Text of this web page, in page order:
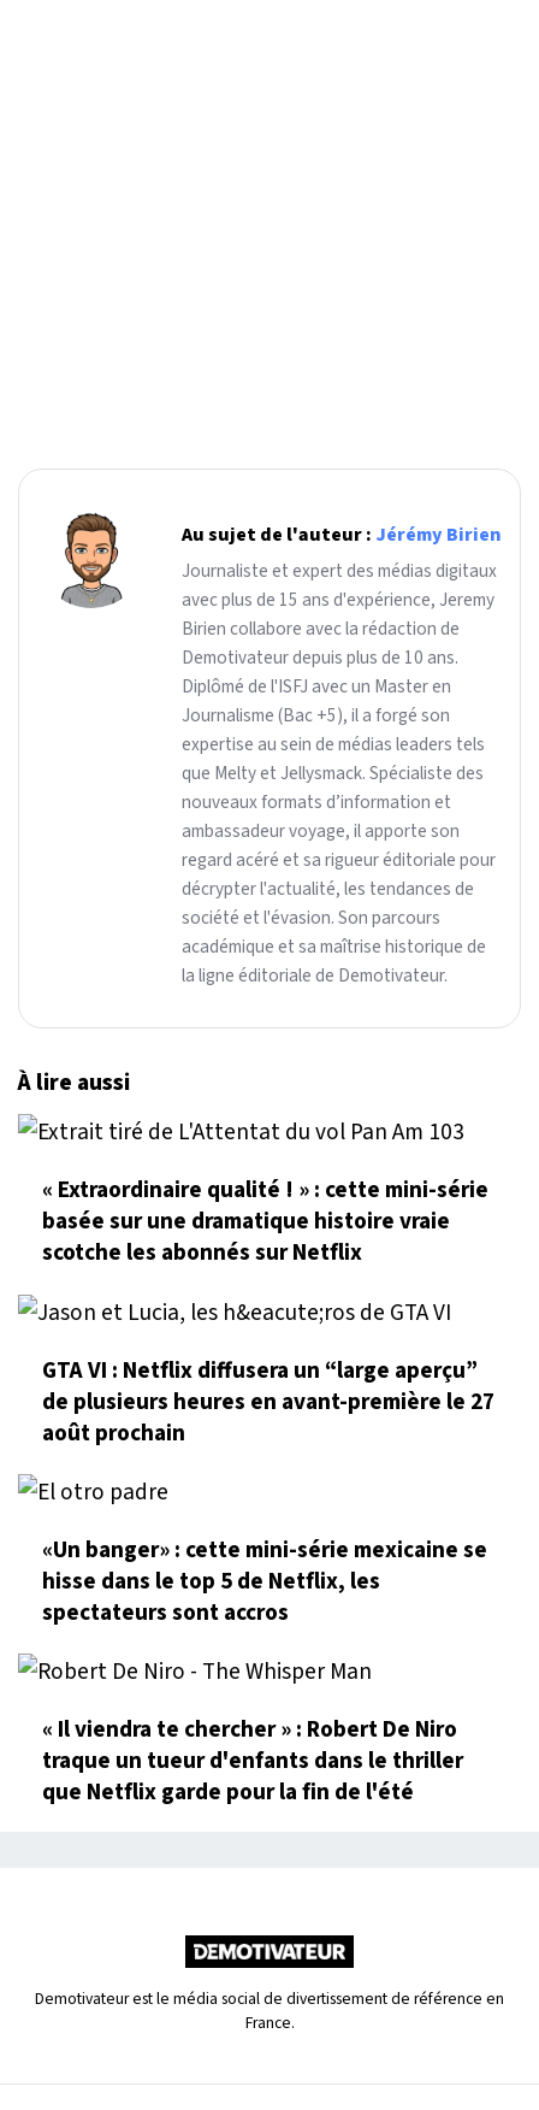
Au sujet de l'auteur : Jérémy Birien
Journaliste et expert des médias digitaux
avec plus de 15 ans d'expérience, Jeremy
Birien collabore avec la rédaction de
Demotivateur depuis plus de 10 ans.
Diplômé de l'ISFJ avec un Master en
Journalisme (Bac +5), il a forgé son
expertise au sein de médias leaders tels
que Melty et Jellysmack. Spécialiste des
nouveaux formats d’information et
ambassadeur voyage, il apporte son
regard acéré et sa rigueur éditoriale pour
décrypter l'actualité, les tendances de
société et l'évasion. Son parcours
académique et sa maîtrise historique de
la ligne éditoriale de Demotivateur.
À lire aussi
« Extraordinaire qualité ! » : cette mini-série
basée sur une dramatique histoire vraie
scotche les abonnés sur Netflix
GTA VI : Netflix diffusera un “large aperçu”
de plusieurs heures en avant-première le 27
août prochain
«Un banger» : cette mini-série mexicaine se
hisse dans le top 5 de Netflix, les
spectateurs sont accros
« Il viendra te chercher » : Robert De Niro
traque un tueur d'enfants dans le thriller
que Netflix garde pour la fin de l'été
Demotivateur est le média social de divertissement de référence en
France.